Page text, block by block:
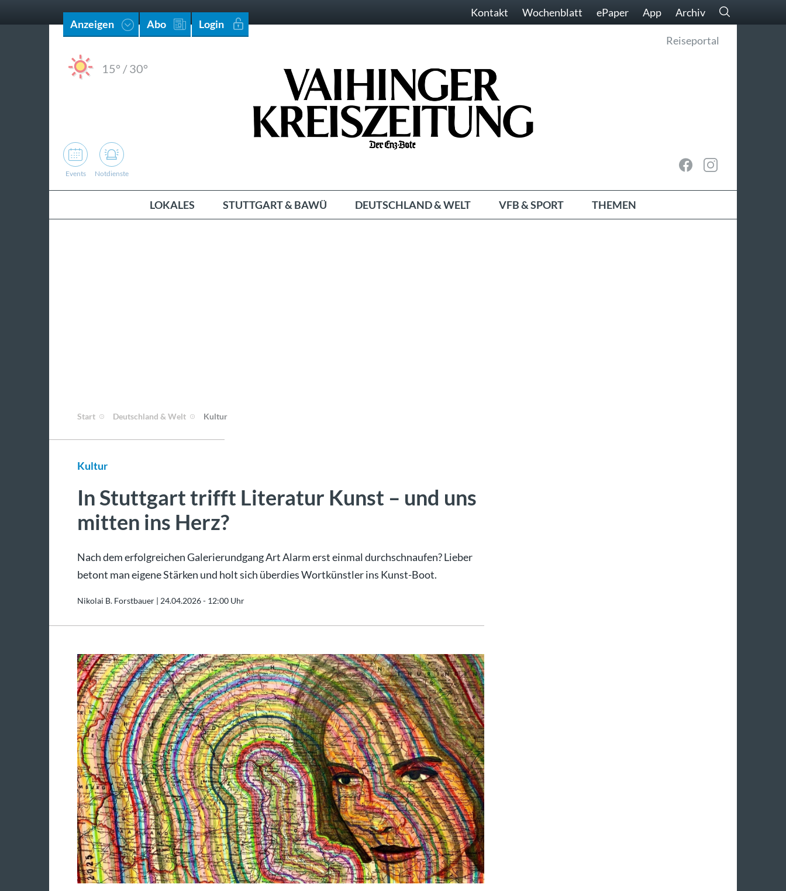
Anzeigen Abo Login
Kontakt Wochenblatt ePaper App Archiv
15° /30°
Reiseportal
Events Notdienste
LOKALES STUTTGART & BAWÜ DEUTSCHLAND & WELT VFB & SPORT THEMEN
Start Deutschland & Welt Kultur
Kultur
In Stuttgart trifft Literatur Kunst – und uns
mitten ins Herz?
Nach dem erfolgreichen Galerierundgang Art Alarm erst einmal durchschnaufen? Lieber
betont man eigene Stärken und holt sich überdies Wortkünstler ins Kunst-Boot.
Nikolai B. Forstbauer | 24.04.2026 - 12:00 Uhr